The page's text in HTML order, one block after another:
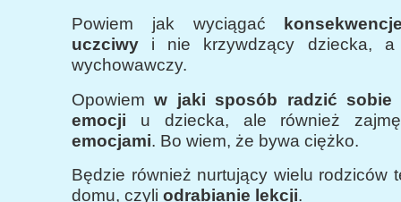
Powiem jak wyciągać
uczciwy i nie krzywdzący dziecka, a
wychowawczy.
Opowiemw jaki sposób radzić sobie
emocji u dziecka, ale również
emocjami. Bo wiem, że bywa ciężko.
Będzie również nurtujący wielu rodziców
domu, czyli odrabianie lekcji.